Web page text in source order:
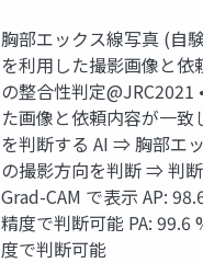
胸部エックス線写真 (⾃
を利⽤した撮影画像と依
の整合性判定@JRC2021
た画像と依頼内容が⼀致
を判断する AI ⇒ 胸部エ
の撮影⽅向を判断 ⇒ 判
Grad-CAM で表⽰ AP:
精度で判断可能 PA: 99.6
度で判断可能